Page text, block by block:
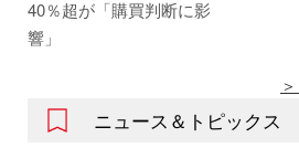
40％超が「購買判断に影
響」
ニュース＆トピックス